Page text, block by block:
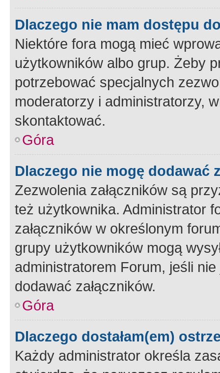
Dlaczego nie mam dostępu
Niektóre fora mogą mieć
użytkowników albo grup. Żeby
potrzebować specjalnych
moderatorzy i administratorzy,
skontaktować.
Góra
Dlaczego nie mogę dodawać
Zezwolenia załączników są
też użytkownika. Administrator
załączników w określonym
grupy użytkowników mogą
administratorem Forum, jeśli
dodawać załączników.
Góra
Dlaczego dostałam(em)
Każdy administrator określa